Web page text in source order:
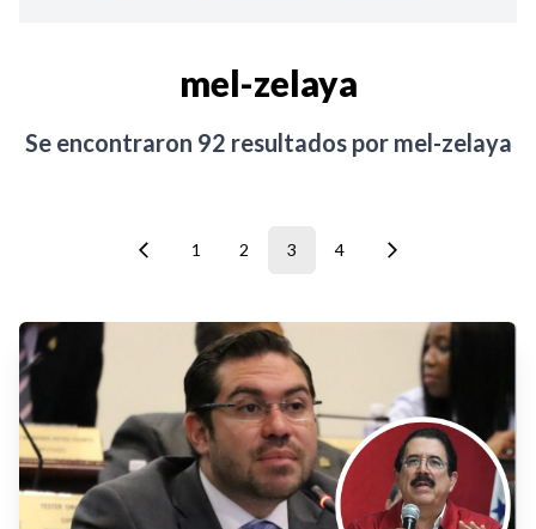
mel-zelaya
Se encontraron 92 resultados por mel-zelaya
1 2 3 4